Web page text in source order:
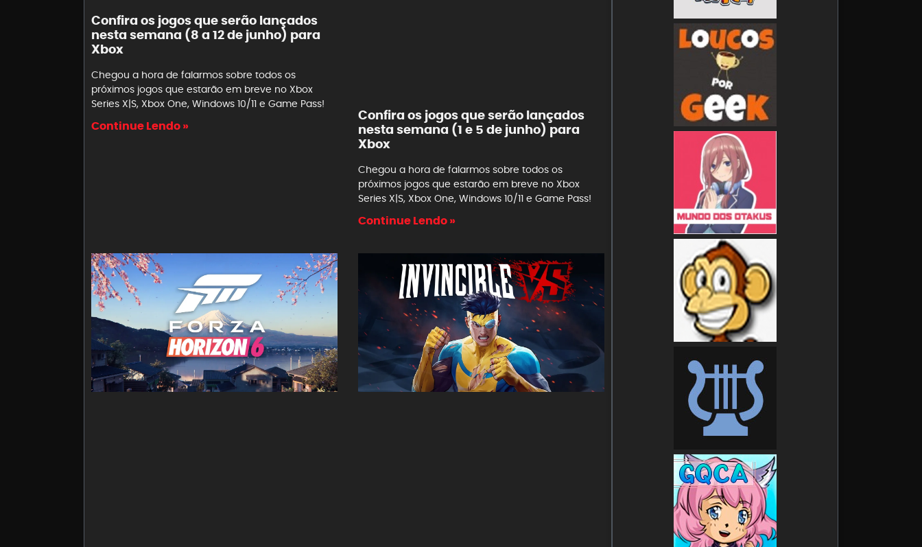
Confira os jogos que serão lançados
nesta semana (8 a 12 de junho) para
Xbox
Chegou a hora de falarmos sobre todos os
próximos jogos que estarão em breve no Xbox
Series X|S, Xbox One, Windows 10/11 e Game Pass!
Continue Lendo »
Confira os jogos que serão lançados
nesta semana (1 e 5 de junho) para
Xbox
Chegou a hora de falarmos sobre todos os
próximos jogos que estarão em breve no Xbox
Series X|S, Xbox One, Windows 10/11 e Game Pass!
Continue Lendo »